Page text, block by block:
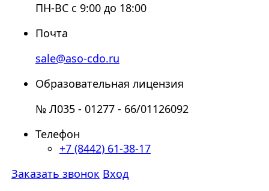
ПН-ВС с 9:00 до 18:00
Почта
sale@aso-cdo.ru
Образовательная лицензия
№ Л035 - 01277 - 66/01126092
Телефон
+7 (8442) 61-38-17
Заказать звонок Вход